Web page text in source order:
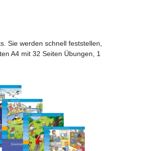
Sie werden schnell feststellen,
A4 mit 32 Seiten Übungen, 1